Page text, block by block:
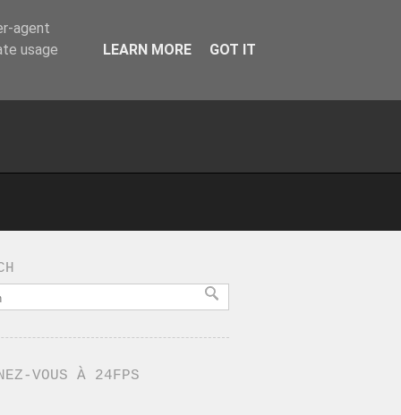
VOUS À 24FPS
agent
usage
LEARN MORE GOT IT